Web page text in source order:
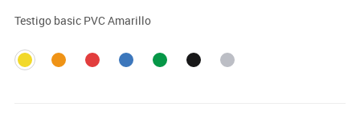
Testigo basic PVC Amarillo